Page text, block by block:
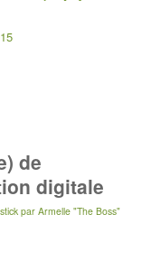
de
digitale
par Armelle "The Boss"